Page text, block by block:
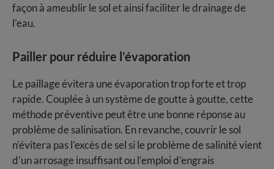
façon à ameublir le sol et ainsi faciliter le drainage de
l’eau.
Pailler pour réduire l’évaporation
Le paillage évitera une évaporation trop forte et trop
rapide. Couplée à un système de goutte à goutte, cette
méthode préventive peut être une bonne réponse au
problème de salinisation. En revanche, couvrir le sol
n’évitera pas l’excès de sel si le problème de salinité vient
d’un arrosage insuffisant ou l’emploi d’engrais